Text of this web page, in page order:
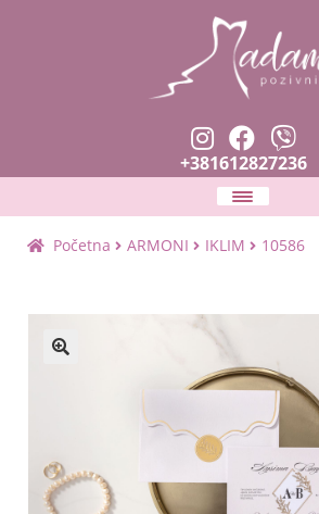
+381612827236
Naslovna
Zahvalnice i prskalice
Planer venčanja
Tekstovi i fontovi
Početna ARMONI IKLIM 10586